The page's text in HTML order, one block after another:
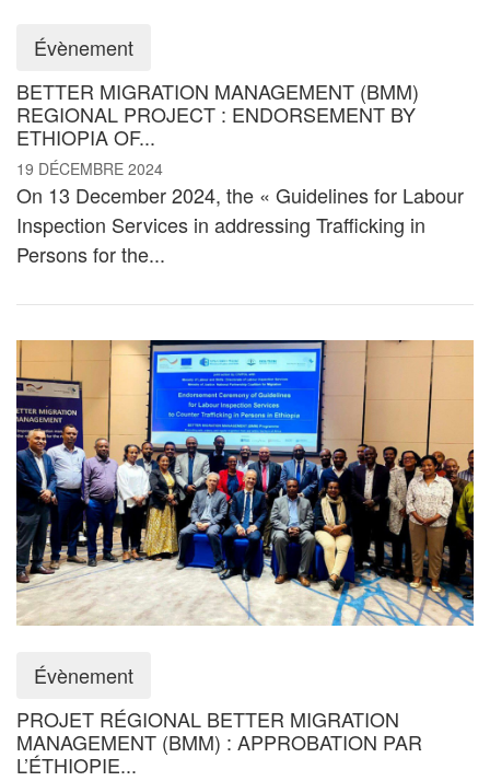
Évènement
BETTER MIGRATION MANAGEMENT (BMM)
REGIONAL PROJECT : ENDORSEMENT BY
ETHIOPIA OF...
19 DÉCEMBRE 2024
On 13 December 2024, the « Guidelines for Labour
Inspection Services in addressing Trafficking in
Persons for the...
Évènement
PROJET RÉGIONAL BETTER MIGRATION
MANAGEMENT (BMM) : APPROBATION PAR
L’ÉTHIOPIE...